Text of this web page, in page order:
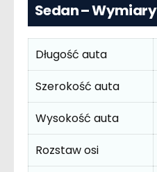
Sedan – Wymiary
Długość auta
Szerokość auta
Wysokość auta
Rozstaw osi